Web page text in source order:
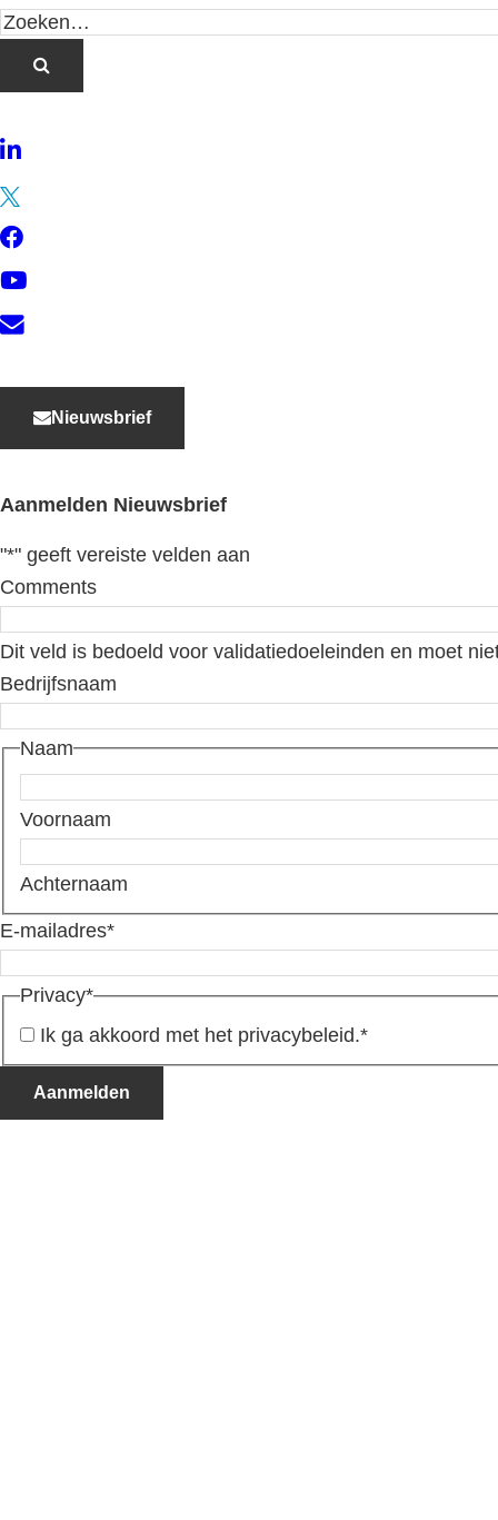
LinkedIn
YouTube
Contact
Nieuwsbrief
Aanmelden Nieuwsbrief
"*" geeft vereiste velden aan
Comments
Dit veld is bedoeld voor validatiedoeleinden en moet
Bedrijfsnaam
Naam
Voornaam
Achternaam
E-mailadres*
Privacy*
Ik ga akkoord met het privacybeleid.*
Aanmelden